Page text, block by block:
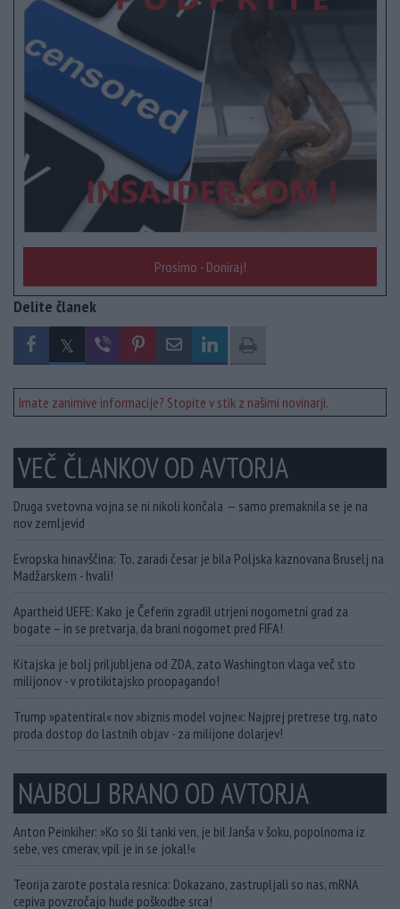
Prosimo - Doniraj!
Delite članek
Imate zanimive informacije? Stopite v stik z našimi novinarji.
VEČ ČLANKOV OD AVTORJA
Druga svetovna vojna se ni nikoli končala — samo premaknila se je na
nov zemljevid
Evropska hinavščina: To, zaradi česar je bila Poljska kaznovana Bruselj na
Madžarskem - hvali!
Apartheid UEFE: Kako je Čeferin zgradil utrjeni nogometni grad za
bogate – in se pretvarja, da brani nogomet pred FIFA!
Kitajska je bolj priljubljena od ZDA, zato Washington vlaga več sto
milijonov - v protikitajsko proopagando!
Trump »patentiral« nov »biznis model vojne«: Najprej pretrese trg, nato
proda dostop do lastnih objav - za milijone dolarjev!
NAJBOLJ BRANO OD AVTORJA
Anton Peinkiher: »Ko so šli tanki ven, je bil Janša v šoku, popolnoma iz
sebe, ves cmerav, vpil je in se jokal!«
Teorija zarote postala resnica: Dokazano, zastrupljali so nas, mRNA
cepiva povzročajo hude poškodbe srca!